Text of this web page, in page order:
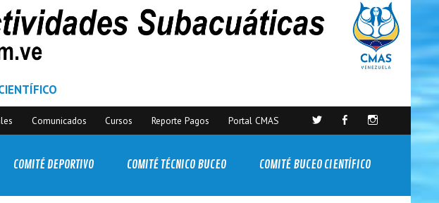
Comunicados Cursos Reporte Pagos Portal CMAS
COMITÉ DEPORTIVO COMITÉ TÉCNICO BUCEO COMITÉ BUCEO CIENTÍFICO